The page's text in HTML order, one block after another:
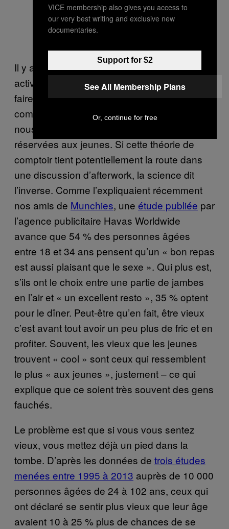
Il y a aussi clairement un choix dans les
activités. Être jeune s’apparente souvent à
faire beaucoup de choses très divertissantes,
comme baiser et boire. À l’inverse, être vieux
nous éloignerait de ces deux activités
réservées aux jeunes. Si cette théorie de
comptoir tient potentiellement la route dans
une discussion d’afterwork, la science dit
l’inverse. Comme l’expliquaient récemment
nos amis de Munchies, une étude publiée par
l’agence publicitaire Havas Worldwide
avance que 54 % des personnes âgées
entre 18 et 34 ans pensent qu’un « bon repas
est aussi plaisant que le sexe ». Qui plus est,
s’ils ont le choix entre une partie de jambes
en l’air et « un excellent resto », 35 % optent
pour le dîner. Peut-être qu’en fait, être vieux
c’est avant tout avoir un peu plus de fric et en
profiter. Souvent, les vieux que les jeunes
trouvent « cool » sont ceux qui ressemblent
le plus « aux jeunes », justement – ce qui
explique que ce soient très souvent des gens
fauchés.
Le problème est que si vous vous sentez
vieux, vous mettez déjà un pied dans la
tombe. D’après les données de trois études
menées entre 1995 à 2013 auprès de 10 000
personnes âgées de 24 à 102 ans, ceux qui
ont déclaré se sentir plus vieux que leur âge
avaient 10 à 25 % plus de chances de se
VICE membership also gives you access to
our very best writing and exclusive new
documentaries.
Support for $2
See All Membership Plans
Or, continue for free